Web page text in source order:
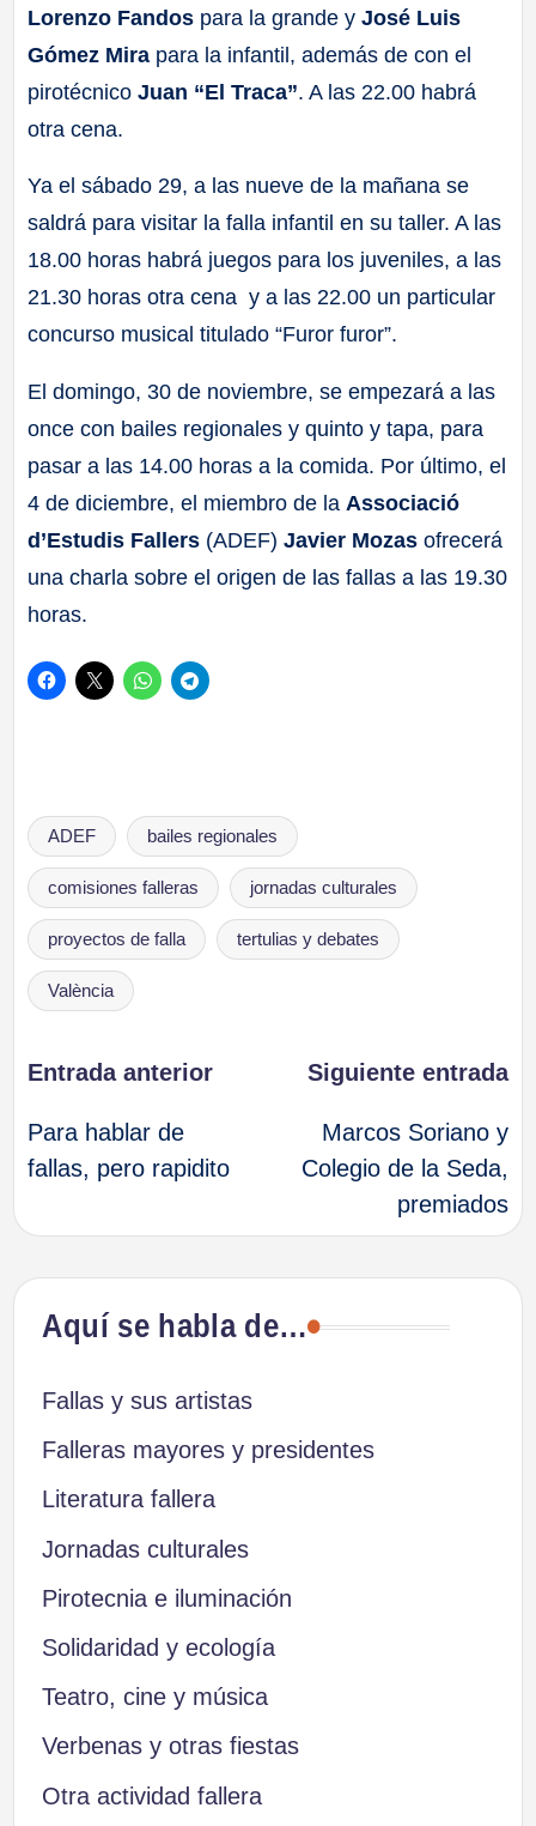
Lorenzo Fandos para la grande y José Luis
Gómez Mira para la infantil, además de con el
pirotécnicoJuan “El Traca”. A las 22.00 habrá
otra cena.
Ya el sábado 29, a las nueve de la mañana se
saldrá para visitar la falla infantil en su taller. A las
18.00 horas habrá juegos para los juveniles, a las
21.30 horas otra cena y a las 22.00 un particular
concurso musical titulado “Furor furor”.
El domingo, 30 de noviembre, se empezará a las
once con bailes regionales y quinto y tapa, para
pasar a las 14.00 horas a la comida. Por último, el
4 de diciembre, el miembro de laAssociació
d’Estudis Fallers (ADEF) Javier Mozas ofrecerá
una charla sobre el origen de las fallas a las 19.30
horas.
Etiquetas:
ADEF bailes regionales
comisiones falleras jornadas culturales
proyectos de falla tertulias y debates
València
Navegación
de
entradas
Entrada anterior
Para hablar de
fallas, pero rapidito
Siguiente entrada
Marcos Soriano y
Colegio de la Seda,
premiados
Aquí se habla de…
Fallas y sus artistas
Falleras mayores y presidentes
Literatura fallera
Jornadas culturales
Pirotecnia e iluminación
Solidaridad y ecología
Teatro, cine y música
Verbenas y otras fiestas
Otra actividad fallera